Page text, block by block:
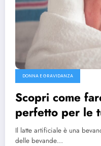
DONNA E GRAVIDANZA
Scopri come
perfetto per le
preferite
Il latte artificiale è una
delle bevande…